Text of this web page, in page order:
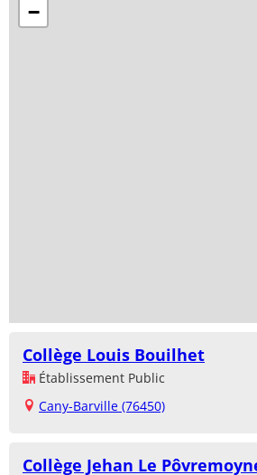
−
Collège Louis Bouilhet
Établissement Public
Cany-Barville (76450)
Collège Jehan Le